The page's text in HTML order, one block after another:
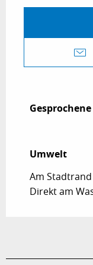
Umwelt
Umwelt
Am Stadtrand
Direkt am